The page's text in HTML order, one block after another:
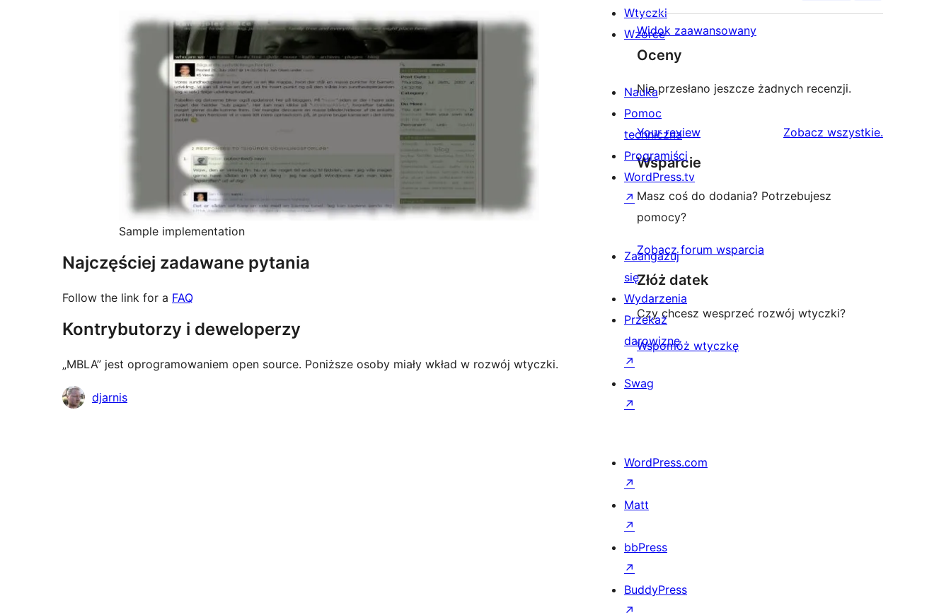
Sample implementation
Najczęściej zadawane pytania
Follow the link for a FAQ
Kontrybutorzy i deweloperzy
„MBLA” jest oprogramowaniem open source. Poniższe osoby miały wkład w rozwój wtyczki.
Zaangażowani
djarnis
Widok zaawansowany
Oceny
Nie przesłano jeszcze żadnych recenzji.
Your review Zobacz wszystkierecenzje
.
Wsparcie
Masz coś do dodania? Potrzebujesz
pomocy?
Zobacz forum wsparcia
Złóż datek
Czy chcesz wesprzeć rozwój wtyczki?
Wspomóż wtyczkę
Wtyczki
Wzorce
Nauka
Pomoc
techniczna
Programiści
WordPress.tv
↗
Zaangażuj
się
Wydarzenia
Przekaż
darowiznę
↗
Swag
↗
WordPress.com
↗
Matt
↗
bbPress
↗
BuddyPress
↗